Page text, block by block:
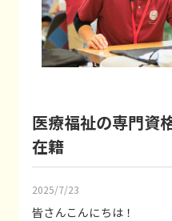
医療福祉の専門資
在籍
2025/7/23
皆さんこんにちは！